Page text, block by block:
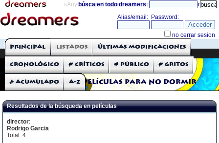
«Anything can happen and it probably will» directorio
búsca en todo dreamers
THE DREAMERS
Críticas: Películas
Películas para no dormir
Principal Listados Últimas modificaciones
Cronológico # Críticos # Público # Gritos
# Acumulado A-Z
Resultados de la búsqueda en películas
director:
Rodrigo Garcia
Total: 4